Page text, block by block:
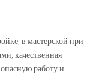
в мастерской при
качественная
работу и